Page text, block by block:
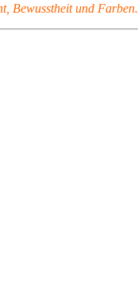
Bewusstheit und Farben.